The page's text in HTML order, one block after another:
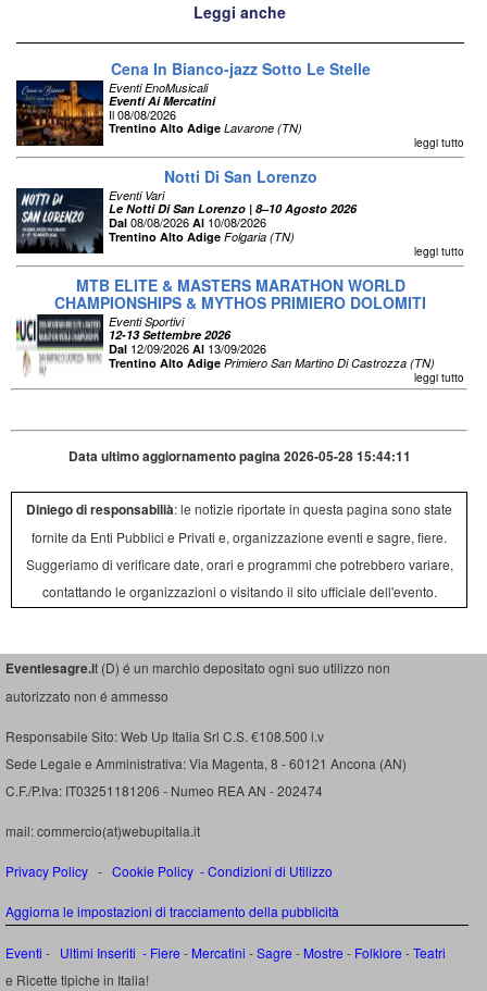
Leggi anche
Cena In Bianco-jazz Sotto Le Stelle
Eventi EnoMusicali
Eventi Ai Mercatini
Il 08/08/2026
Trentino Alto Adige Lavarone (TN)
leggi tutto
Notti Di San Lorenzo
Eventi Vari
Le Notti Di San Lorenzo | 8–10 Agosto 2026
Dal 08/08/2026 Al 10/08/2026
Trentino Alto Adige Folgaria (TN)
leggi tutto
MTB ELITE & MASTERS MARATHON WORLD
CHAMPIONSHIPS & MYTHOS PRIMIERO DOLOMITI
Eventi Sportivi
12-13 Settembre 2026
Dal 12/09/2026 Al 13/09/2026
Trentino Alto Adige Primiero San Martino Di Castrozza (TN)
leggi tutto
Data ultimo aggiornamento pagina 2026-05-28 15:44:11
Diniego di responsabilià: le notizie riportate in questa pagina sono state
fornite da Enti Pubblici e Privati e, organizzazione eventi e sagre, fiere.
Suggeriamo di verificare date, orari e programmi che potrebbero variare,
contattando le organizzazioni o visitando il sito ufficiale dell'evento.
Eventiesagre.it (D) é un marchio depositato ogni suo utilizzo non
autorizzato non é ammesso
Responsabile Sito: Web Up Italia Srl C.S. €108.500 i.v
Sede Legale e Amministrativa: Via Magenta, 8 - 60121 Ancona (AN)
C.F./P.Iva: IT03251181206 - Numeo REA AN - 202474
mail: commercio(at)webupitalia.it
Privacy Policy - Cookie Policy -Condizioni di Utilizzo
Aggiorna le impostazioni di tracciamento della pubblicità
Eventi - Ultimi Inseriti - Fiere - Mercatini -Sagre - Mostre - Folklore -Teatri
e Ricette tipiche in Italia!